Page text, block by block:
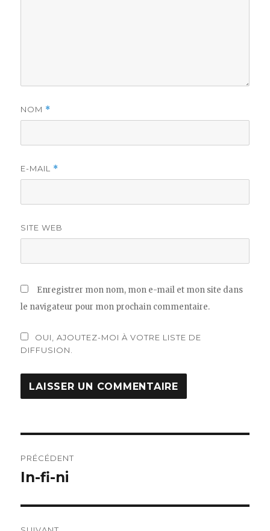
NOM *
E-MAIL *
SITE WEB
Enregistrer mon nom, mon e-mail et mon site dans
le navigateur pour mon prochain commentaire.
OUI, AJOUTEZ-MOI À VOTRE LISTE DE
DIFFUSION.
de
PRÉCÉDENT
Article
In-fi-ni